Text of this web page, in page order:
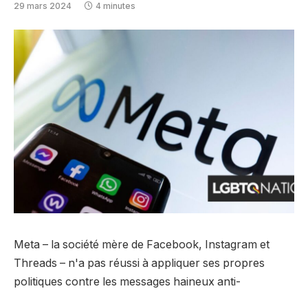
29 mars 2024 4 minutes
Meta – la société mère de Facebook, Instagram et
Threads – n'a pas réussi à appliquer ses propres
politiques contre les messages haineux anti-